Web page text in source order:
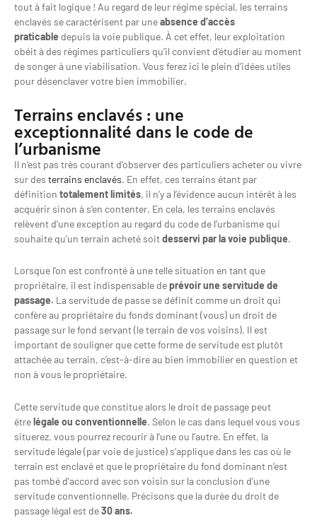
tout à fait logique ! Au regard de leur régime spécial, les terrains
enclavés se caractérisent par uneabsence d’accès
praticable depuis la voie publique. À cet effet, leur exploitation
obéit à des régimes particuliers qu’il convient d’étudier au moment
de songer à une viabilisation. Vous ferez ici le plein d’idées utiles
pour désenclaver votre bien immobilier.
Terrains enclavés : une
exceptionnalité dans le code de
l’urbanisme
Il n’est pas très courant d’observer des particuliers acheter ou vivre
sur des terrains enclavés. En effet, ces terrains étant par
définition totalement limités, il n’y a l’évidence aucun intérêt à les
acquérir sinon à s’en contenter. En cela, les terrains enclavés
relèvent d’une exception au regard du code de l’urbanisme qui
souhaite qu’un terrain acheté soitdesservi par la voie publique.
Lorsque l’on est confronté à une telle situation en tant que
propriétaire, il est indispensable deprévoir une servitude de
passage. La servitude de passe se définit comme un droit qui
confère au propriétaire du fonds dominant (vous) un droit de
passage sur le fond servant (le terrain de vos voisins). Il est
important de souligner que cette forme de servitude est plutôt
attachée au terrain, c’est-à-dire au bien immobilier en question et
non à vous le propriétaire.
Cette servitude que constitue alors le droit de passage peut
êtrelégale ou conventionnelle. Selon le cas dans lequel vous vous
situerez, vous pourrez recourir à l’une ou l’autre. En effet, la
servitude légale (par voie de justice) s’applique dans les cas où le
terrain est enclavé et que le propriétaire du fond dominant n’est
pas tombé d’accord avec son voisin sur la conclusion d’une
servitude conventionnelle. Précisons que la durée du droit de
passage légal est de30 ans.